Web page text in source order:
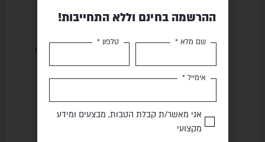
שירות ומקצועיות מוצרים באיכות גבוהה
תשלום מאובטח משלוח מהיר
ההרשמה בחינם וללא התחייבות!
שם מלא * טלפון *
אימייל *
אני מאשר/ת קבלת הטבות, מבצעים ומידע
מקצועי